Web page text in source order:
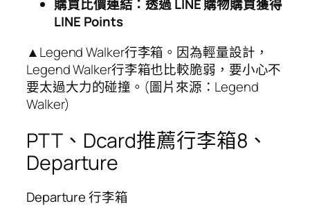
購買比價連結：透過 LINE 購物購買獲得
LINE Points
▲Legend Walker行李箱。因為輕量設計，
Legend Walker行李箱也比較脆弱，要小心不
要太過大力的碰撞。(圖片來源：Legend
Walker)
PTT、Dcard推薦行李箱8、
Departure
Departure 行李箱